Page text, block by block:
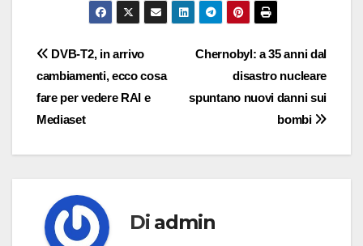
Navigazione
articoli
Chernobyl: a 35 anni dal
disastro nucleare
spuntano nuovi danni sui
bombi
DVB-T2, in arrivo
cambiamenti, ecco cosa
fare per vedere RAI e
Mediaset
Di admin